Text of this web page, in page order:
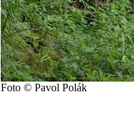
Foto © Pavol Polák